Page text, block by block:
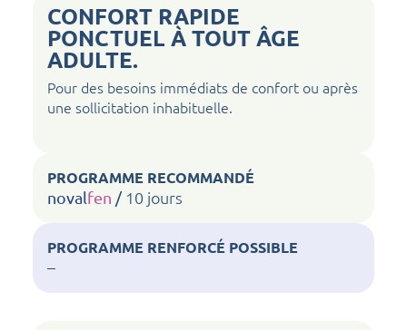
CONFORT RAPIDE
PONCTUEL À TOUT ÂGE
ADULTE.
Pour des besoins immédiats de confort ou après
une sollicitation inhabituelle.
PROGRAMME RECOMMANDÉ
novalfen / 10 jours
PROGRAMME RENFORCÉ POSSIBLE
–